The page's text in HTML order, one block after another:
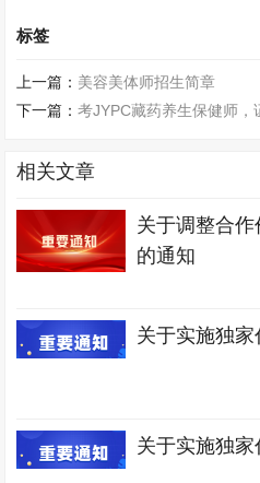
标签
上一篇： 美容美体师招生简章
下一篇：考JYPC藏药养生保健师，
相关文章
关于调整合
的通知
关于实施独
关于实施独